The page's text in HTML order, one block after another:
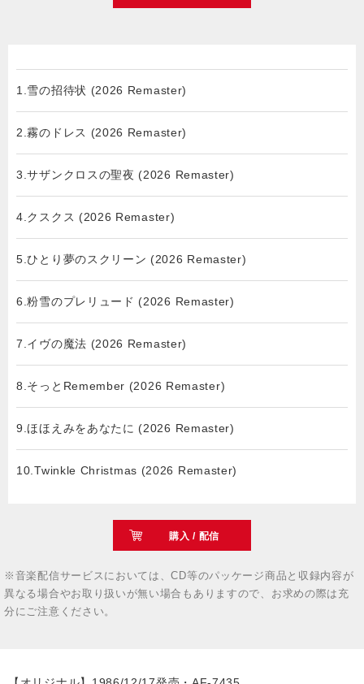
1.雪の招待状 (2026 Remaster)
2.霧のドレス (2026 Remaster)
3.サザンクロスの聖夜 (2026 Remaster)
4.クスクス (2026 Remaster)
5.ひとり夢のスクリーン (2026 Remaster)
6.粉雪のプレリュード (2026 Remaster)
7.イヴの魔法 (2026 Remaster)
8.そっとRemember (2026 Remaster)
9.ほほえみをあなたに (2026 Remaster)
10.Twinkle Christmas (2026 Remaster)
購入 / 配信
※音楽配信サービスにおいては、CD等のパッケージ商品と収録内容が
異なる場合やお取り扱いが無い場合もありますので、お求めの際は充
分にご注意ください。